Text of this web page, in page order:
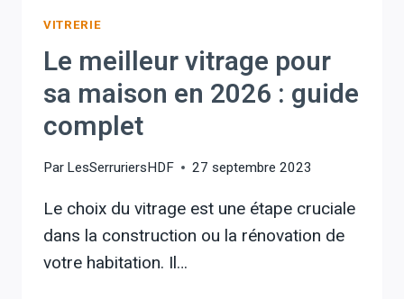
VITRERIE
Le meilleur vitrage pour
sa maison en 2026 : guide
complet
Par LesSerruriersHDF 27 septembre 2023
Le choix du vitrage est une étape cruciale
dans la construction ou la rénovation de
votre habitation. Il…